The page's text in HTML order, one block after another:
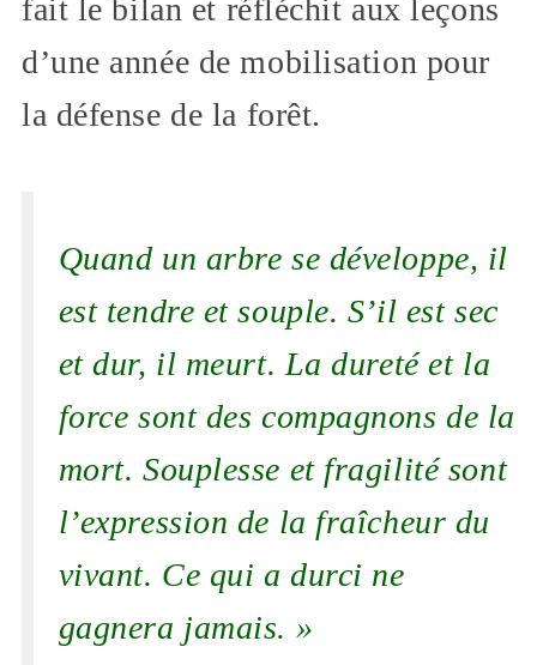
fait le bilan et réfléchit aux leçons
d’une année de mobilisation pour
la défense de la forêt.
Quand un arbre se développe, il
est tendre et souple. S’il est sec
et dur, il meurt. La dureté et la
force sont des compagnons de la
mort. Souplesse et fragilité sont
l’expression de la fraîcheur du
vivant. Ce qui a durci ne
gagnera jamais. »